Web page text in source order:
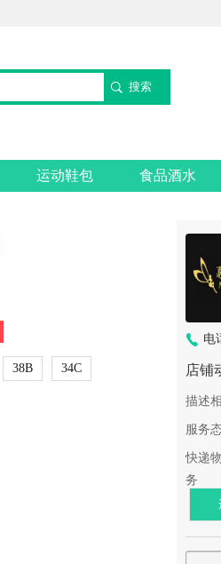
搜索
运动鞋包 食品酒水
38B
34C
电
店铺
描述
服务
快递
务